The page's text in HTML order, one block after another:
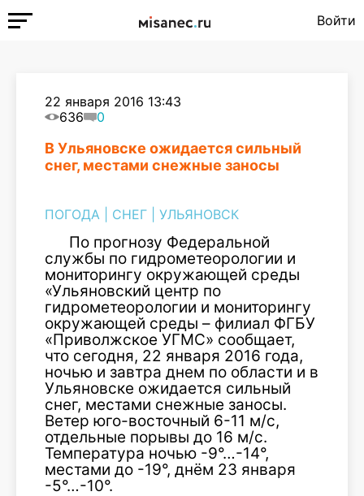
Войти
22 января 2016 13:43
636
0
В Ульяновске ожидается сильный
снег, местами снежные заносы
ПОГОДА СНЕГ УЛЬЯНОВСК
По прогнозу Федеральной
службы по гидрометеорологии и
мониторингу окружающей среды
«Ульяновский центр по
гидрометеорологии и мониторингу
окружающей среды – филиал ФГБУ
«Приволжское УГМС» сообщает,
что сегодня, 22 января 2016 года,
ночью и завтра днем по области и в
Ульяновске ожидается сильный
снег, местами снежные заносы.
Ветер юго-восточный 6-11 м/с,
отдельные порывы до 16 м/с.
Температура ночью -9°…-14°,
местами до -19°, днём 23 января
-5°…-10°.